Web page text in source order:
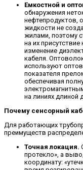
Емкостной и
обнаружения
нефтепродуктов,
жидкости не
жилами, поэтому
на их
изменение
кабеля.
используют
показателя
обеспечивая
на линиях длиной
Почему сенсорный
Для работающих
преимуществ
Точная локация.
протекло», а
координату: